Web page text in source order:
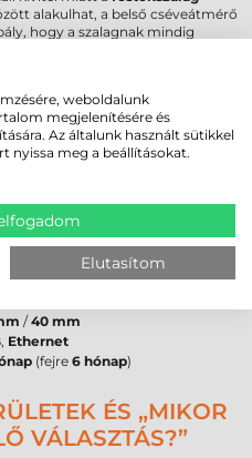
alakulhat, a belső cséveátmérő
hogy a szalagnak mindig
A
-
(PC43TA00100202)
transzfer
/40 mm
, Ethernet
(fejre 6 hónap)
ÉS „MIKOR
VÁLASZTÁS?”
weboldalunk
megjelenítésére és
Az általunk használt sütikkel
nyissa meg a beállításokat.
Elutasítom